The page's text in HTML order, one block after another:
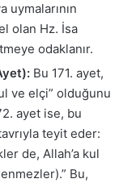
uymalarının
olan Hz. İsa
odaklanır.
Bu 171. ayet,
ve elçi” olduğunu
ayet ise, bu
teyit eder:
de, Allah’a kul
Bu,